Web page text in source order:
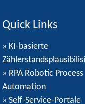
Quick Links
» KI-basierte
» RPA Robotic Process
Automation
» Self-Service-Portale